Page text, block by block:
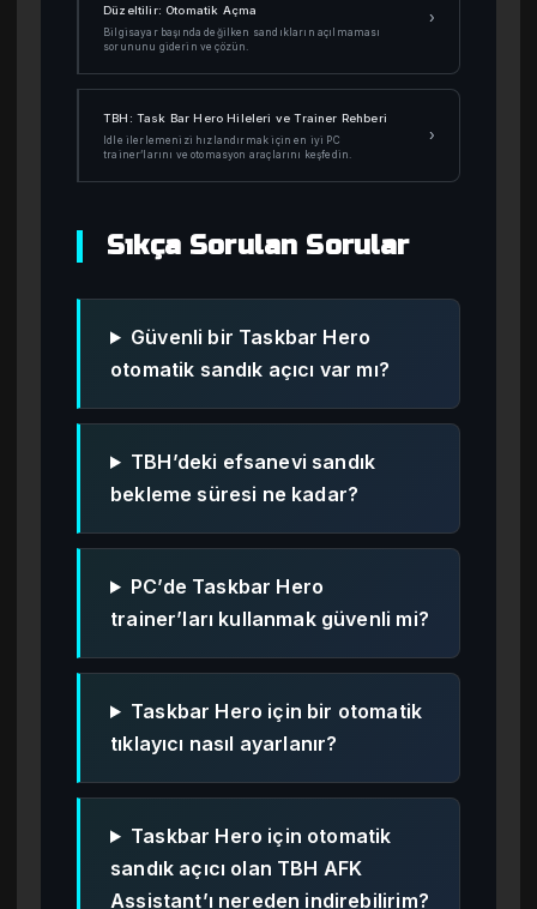
Düzeltilir: Otomatik Açma
Bilgisayar başında değilken sandıkların açılmaması
sorununu giderin ve çözün.
›
TBH: Task Bar Hero Hileleri ve Trainer Rehberi
Idle ilerlemenizi hızlandırmak için en iyi PC
trainer’larını ve otomasyon araçlarını keşfedin.
›
Sıkça Sorulan Sorular
Güvenli bir Taskbar Hero
otomatik sandık açıcı var mı?
TBH’deki efsanevi sandık
bekleme süresi ne kadar?
PC’de Taskbar Hero
trainer’ları kullanmak güvenli mi?
Taskbar Hero için bir otomatik
tıklayıcı nasıl ayarlanır?
Taskbar Hero için otomatik
sandık açıcı olan TBH AFK
Assistant’ı nereden indirebilirim?